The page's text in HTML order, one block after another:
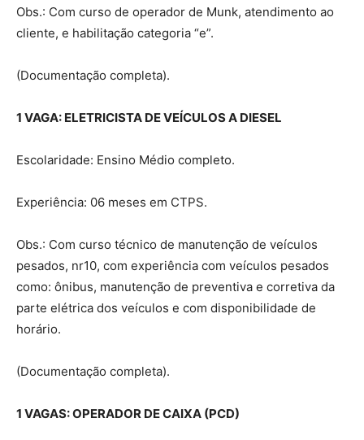
Obs.: Com curso de operador de Munk, atendimento ao
cliente, e habilitação categoria “e”.
(Documentação completa).
1 VAGA: ELETRICISTA DE VEÍCULOS A DIESEL
Escolaridade: Ensino Médio completo.
Experiência: 06 meses em CTPS.
Obs.: Com curso técnico de manutenção de veículos
pesados, nr10, com experiência com veículos pesados
como: ônibus, manutenção de preventiva e corretiva da
parte elétrica dos veículos e com disponibilidade de
horário.
(Documentação completa).
1 VAGAS: OPERADOR DE CAIXA (PCD)